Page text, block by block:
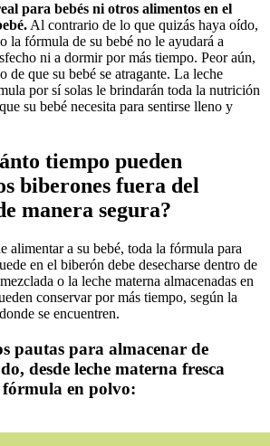
para bebés ni otros alimentos en el
Al contrario de lo que quizás haya oído,
la fórmula de su bebé no le ayudará a
ni a dormir por más tiempo. Peor aún,
de que su bebé se atragante. La leche
por sí solas le brindarán toda la nutrición
su bebé necesita para sentirse lleno y
tiempo pueden
biberones fuera del
manera segura?
alimentar a su bebé, toda la fórmula para
en el biberón debe desecharse dentro de
o la leche materna almacenadas en
conservar por más tiempo, según la
se encuentren.
pautas para almacenar de
desde leche materna fresca
fórmula en polvo: